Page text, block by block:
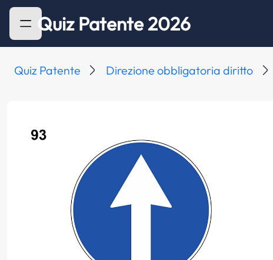
Quiz Patente 2026
Quiz Patente Direzione obbligatoria diritto